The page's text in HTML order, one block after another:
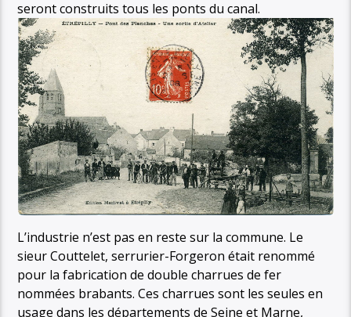
seront construits tous les ponts du canal.
L’industrie n’est pas en reste sur la commune. Le
sieur Couttelet, serrurier-Forgeron était renommé
pour la fabrication de double charrues de fer
nommées brabants. Ces charrues sont les seules en
usage dans les départements de Seine et Marne,